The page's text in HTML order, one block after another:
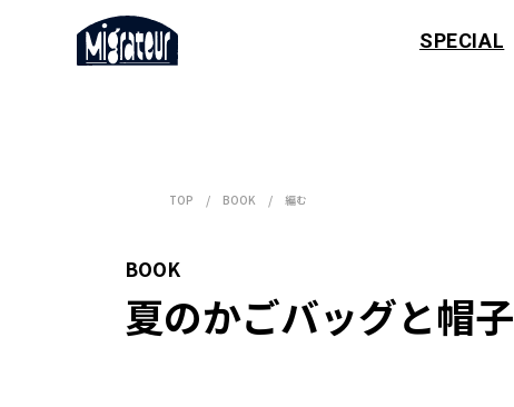
SPECIAL
TOP BOOK 編む
BOOK
夏のかごバッグと帽子